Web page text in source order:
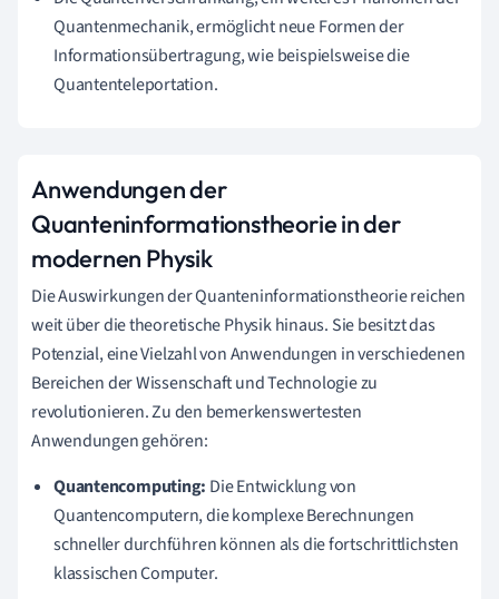
Quantenmechanik, ermöglicht neue Formen der
Informationsübertragung, wie beispielsweise die
Quantenteleportation.
Anwendungen der
Quanteninformationstheorie in der
modernen Physik
Die Auswirkungen der Quanteninformationstheorie reichen
weit über die theoretische Physik hinaus. Sie besitzt das
Potenzial, eine Vielzahl von Anwendungen in verschiedenen
Bereichen der Wissenschaft und Technologie zu
revolutionieren. Zu den bemerkenswertesten
Anwendungen gehören:
Quantencomputing: Die Entwicklung von
Quantencomputern, die komplexe Berechnungen
schneller durchführen können als die fortschrittlichsten
klassischen Computer.